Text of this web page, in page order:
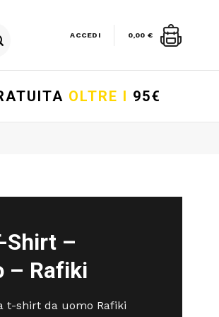
ACCEDI 0,00 €
OLTRE I 95€
Shirt –
– Rafiki
t-shirt da uomo Rafiki